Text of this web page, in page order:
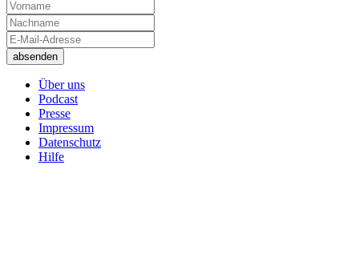
Über uns
Podcast
Presse
Impressum
Datenschutz
Hilfe